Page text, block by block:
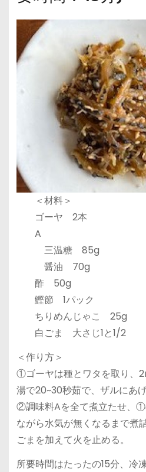
＜材料＞
ゴーヤ 2本
A
三温糖 85g
醤油 70g
酢 50g
鰹節 1パック
ちりめんじゃこ 25g
白ごま 大さじ1と1/2
＜作り方＞
①ゴーヤは種とワタを取り、
湯で20~30秒茹で、ザルにあげ
②調味料Aを全て煮立たせ、
ながら水気が無くなるまで煮
ごまを加えて火を止める。
所要時間はたったの15分、冷